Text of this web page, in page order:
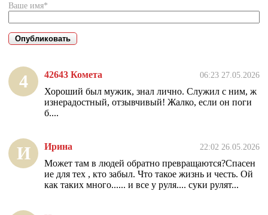
Ваше имя*
4 42643 Комета 06:23 27.05.2026
Хороший был мужик, знал лично. Служил с ним, ж
изнерадостный, отзывчивый! Жалко, если он поги
б....
И Ирина 22:02 26.05.2026
Может там в людей обратно превращаются?Спасен
ие для тех , кто забыл. Что такое жизнь и честь. Ой
как таких много...... и все у руля.... суки рулят...